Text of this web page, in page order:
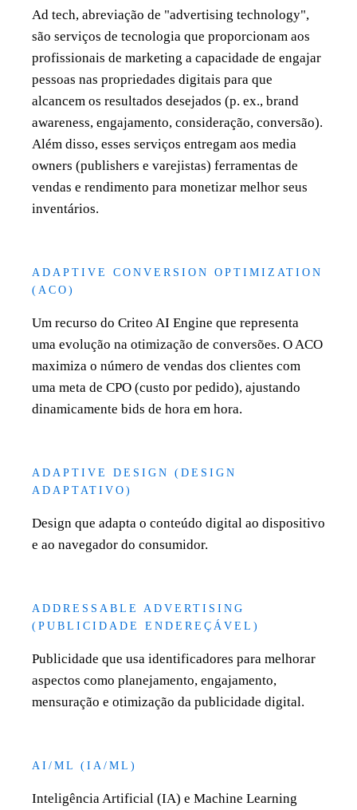
Ad tech, abreviação de "advertising technology",
são serviços de tecnologia que proporcionam aos
profissionais de marketing a capacidade de engajar
pessoas nas propriedades digitais para que
alcancem os resultados desejados (p. ex., brand
awareness, engajamento, consideração, conversão).
Além disso, esses serviços entregam aos media
owners (publishers e varejistas) ferramentas de
vendas e rendimento para monetizar melhor seus
inventários.
ADAPTIVE CONVERSION OPTIMIZATION
(ACO)
Um recurso do Criteo AI Engine que representa
uma evolução na otimização de conversões. O ACO
maximiza o número de vendas dos clientes com
uma meta de CPO (custo por pedido), ajustando
dinamicamente bids de hora em hora.
ADAPTIVE DESIGN (DESIGN
ADAPTATIVO)
Design que adapta o conteúdo digital ao dispositivo
e ao navegador do consumidor.
ADDRESSABLE ADVERTISING
(PUBLICIDADE ENDEREÇÁVEL)
Publicidade que usa identificadores para melhorar
aspectos como planejamento, engajamento,
mensuração e otimização da publicidade digital.
AI/ML (IA/ML)
Inteligência Artificial (IA) e Machine Learning